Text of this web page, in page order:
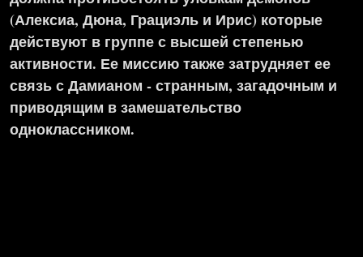
(Алексиа, Дюна, Грациэль и Ирис) которые
действуют в группе с высшей степенью
активности. Ее миссию также затрудняет ее
связь с Дамианом - странным, загадочным и
приводящим в замешательство
одноклассником.